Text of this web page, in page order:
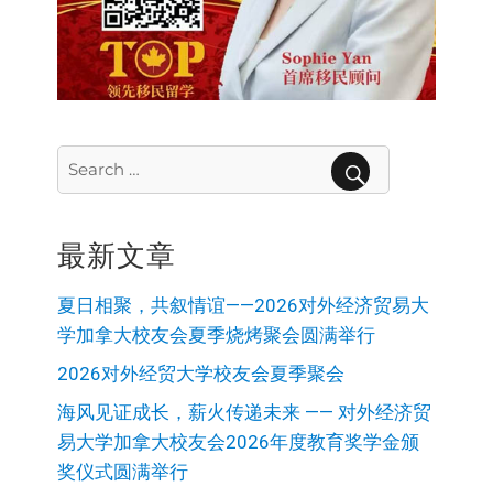
Search
for:
最新文章
夏日相聚，共叙情谊——2026对外经济贸易大
学加拿大校友会夏季烧烤聚会圆满举行
2026对外经贸大学校友会夏季聚会
海风见证成长，薪火传递未来 —— 对外经济贸
易大学加拿大校友会2026年度教育奖学金颁
奖仪式圆满举行